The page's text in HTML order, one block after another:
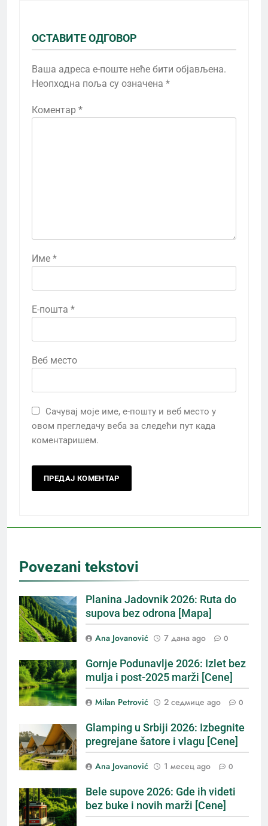
ОСТАВИТЕ ОДГОВОР
Ваша адреса е-поште неће бити објављена.
Неопходна поља су означена *
Коментар *
Име *
Е-пошта *
Веб место
Сачувај моје име, е-пошту и веб место у
овом прегледачу веба за следећи пут када
коментаришем.
Povezani tekstovi
Planina Jadovnik 2026: Ruta do
supova bez odrona [Mapa]
Ana Jovanović 7 дана ago 0
Gornje Podunavlje 2026: Izlet bez
mulja i post-2025 marži [Cene]
Milan Petrović 2 седмице ago 0
Glamping u Srbiji 2026: Izbegnite
pregrejane šatore i vlagu [Cene]
Ana Jovanović 1 месец ago 0
Bele supove 2026: Gde ih videti
bez buke i novih marži [Cene]